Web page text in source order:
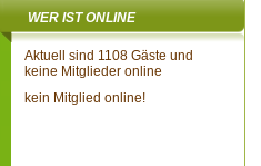
WER IST ONLINE
Aktuell sind 1108 Gäste und
keine Mitglieder online
kein Mitglied online!